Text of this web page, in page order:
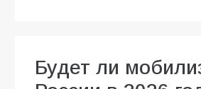
Будет ли